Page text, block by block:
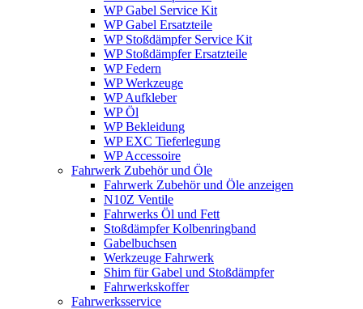
WP Gabel Service Kit
WP Gabel Ersatzteile
WP Stoßdämpfer Service Kit
WP Stoßdämpfer Ersatzteile
WP Federn
WP Werkzeuge
WP Aufkleber
WP Öl
WP Bekleidung
WP EXC Tieferlegung
WP Accessoire
Fahrwerk Zubehör und Öle
Fahrwerk Zubehör und Öle anzeigen
N10Z Ventile
Fahrwerks Öl und Fett
Stoßdämpfer Kolbenringband
Gabelbuchsen
Werkzeuge Fahrwerk
Shim für Gabel und Stoßdämpfer
Fahrwerkskoffer
Fahrwerksservice